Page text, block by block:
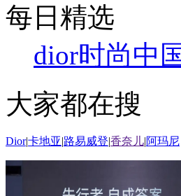
每日精选
dior时尚中
大家都在搜
Dior|卡地亚|路易威登|香奈儿|阿玛尼